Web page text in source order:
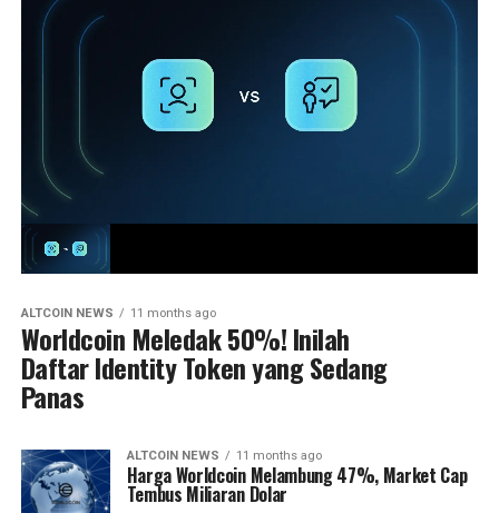
ALTCOIN NEWS 11 months ago
Worldcoin Meledak 50%! Inilah
Daftar Identity Token yang Sedang
Panas
ALTCOIN NEWS 11 months ago
Harga Worldcoin Melambung 47%, Market Cap
Tembus Miliaran Dolar